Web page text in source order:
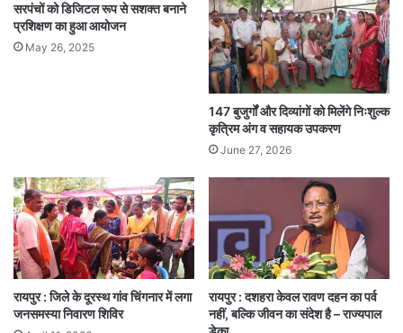
सरपंचों को डिजिटल रूप से सशक्त बनाने
प्रशिक्षण का हुआ आयोजन
May 26, 2025
147 बुजुर्गों और दिव्यांगों को मिलेंगे निःशुल्क
कृत्रिम अंग व सहायक उपकरण
June 27, 2026
रायपुर : जिले के दूरस्थ गांव चिंगनार में लगा
जनसमस्या निवारण शिविर
रायपुर : दशहरा केवल रावण दहन का पर्व
नहीं, बल्कि जीवन का संदेश है – राज्यपाल